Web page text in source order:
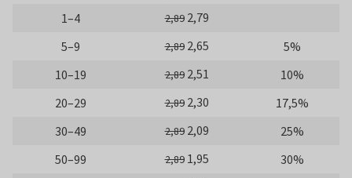
1–4
2,89 2,79
5–9
2,89 2,65
5%
10–19
2,89 2,51
10%
20–29
2,89 2,30
17,5%
30–49
2,89 2,09
25%
50–99
2,89 1,95
30%